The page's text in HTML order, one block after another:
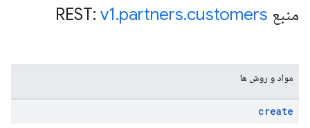
منبع REST: v1.partners.customers
مواد و روش ها
create